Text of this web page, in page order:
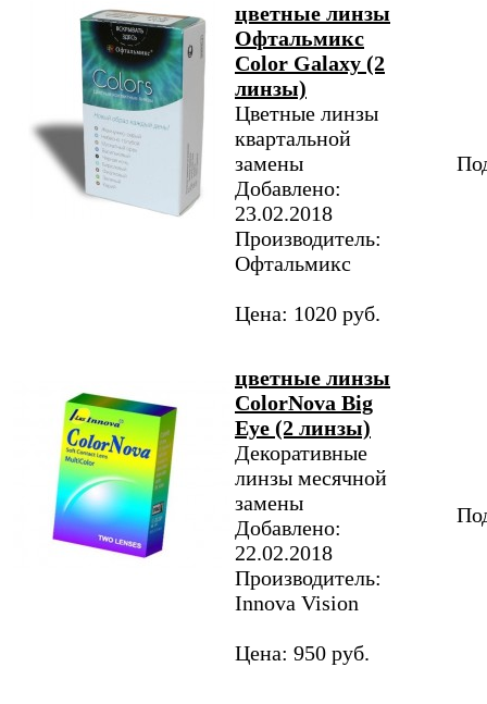
цветные линзы
Офтальмикс
Color Galaxy (2
линзы)
Цветные линзы
квартальной
замены
Добавлено:
23.02.2018
Производитель:
Офтальмикс
Цена: 1020 руб.
цветные линзы
ColorNova Big
Eye (2 линзы)
Декоративные
линзы месячной
замены
Добавлено:
22.02.2018
Производитель:
Innova Vision
Цена: 950 руб.